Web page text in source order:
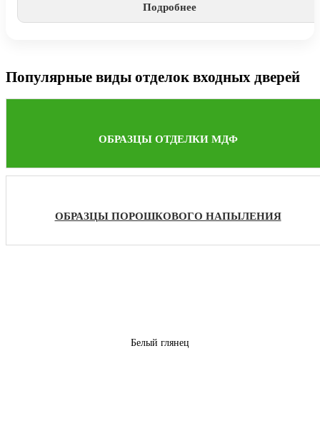
Подробнее
Популярные виды отделок входных дверей
ОБРАЗЦЫ ОТДЕЛКИ МДФ
ОБРАЗЦЫ ПОРОШКОВОГО НАПЫЛЕНИЯ
Белый глянец